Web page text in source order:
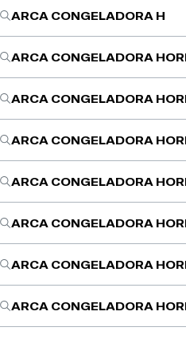
ARCA CONGELADORA H
ARCA CONGELADORA
ARCA CONGELADORA
ARCA CONGELADORA
ARCA CONGELADORA
ARCA CONGELADORA
ARCA CONGELADORA
ARCA CONGELADORA